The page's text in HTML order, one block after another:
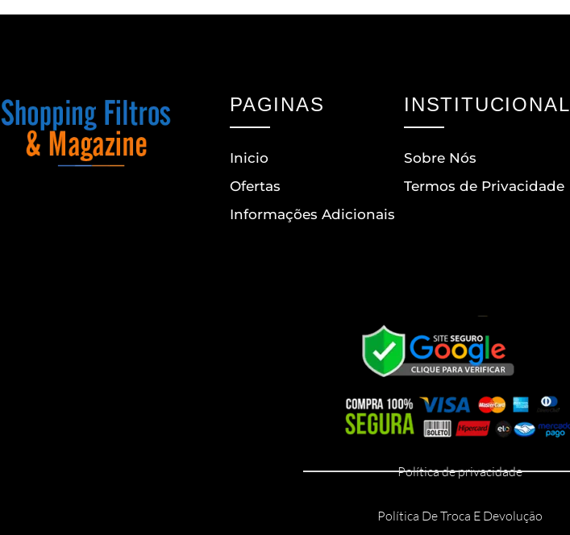
PAGINAS
Inicio
Ofertas
Informações Adicionais
INSTITUCIONAL
Sobre Nós
Termos de Privacidade
Política de privacidade
Política De Troca E Devolução